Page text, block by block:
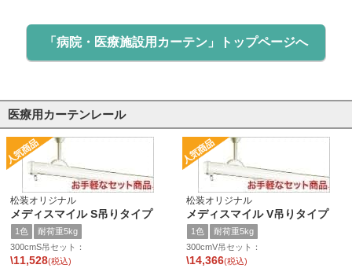
「病院・医療施設用カーテン」トップページへ
医療用カーテンレール
松装オリジナル
メディスマイル S吊りタイプ
1色
耐荷重5kg
300cmS吊セット：
\11,528(税込)
松装オリジナル
メディスマイル V吊りタイプ
1色
耐荷重5kg
300cmV吊セット：
\14,366(税込)